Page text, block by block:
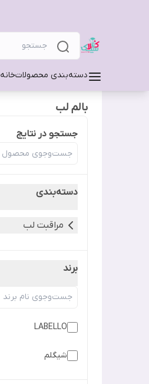
دسته‌بندی محصولاتخانه
بالم لب
جستجو در نتایج
دسته‌بندی
مراقبت لب
برند
LABELLO
شیگلم